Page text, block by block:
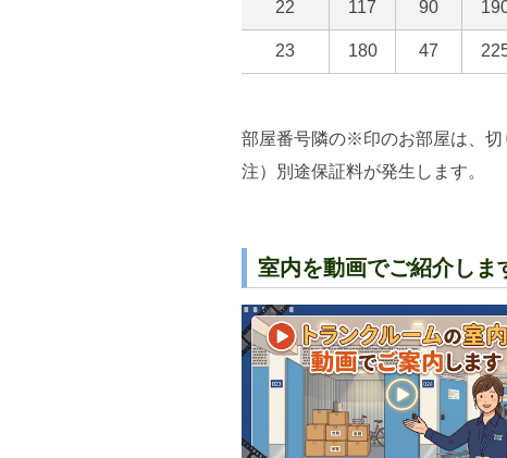
部屋番号隣の※印のお部屋は、切
注）別途保証料が発生します。
室内を動画でご紹介しま